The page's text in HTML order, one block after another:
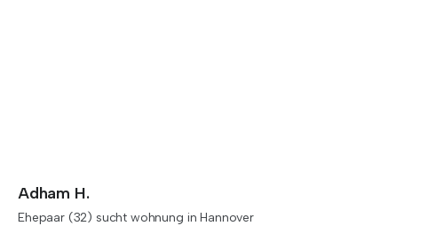
Adham H.
Ehepaar (32) sucht wohnung in Hannover